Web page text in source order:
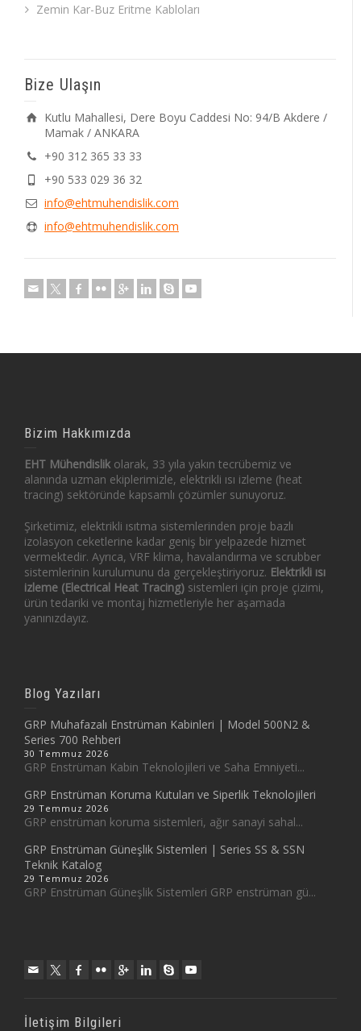
Zemin Kar-Buz Eritme Kabloları
Bize Ulaşın
Kutlu Mahallesi, Dere Boyu Caddesi No: 94/B Akdere /
Mamak / ANKARA
+90 312 365 33 33
+90 533 029 36 32
info@ehtmuhendislik.com
info@ehtmuhendislik.com
Bizim Hakkımızda
EHT Mühendislik olarak, 33 yıla yakın tecrübemiz ve
alanında uzman ekiplerimizle, elektrikli ısı izleme (heat
tracing) sektöründe kapsamlı çözümler sunuyoruz.
Şirketimiz, elektrikli ısıtma sistemlerinden proje bazlı
izolasyon ceketlerine kadar geniş bir yelpazede hizmet
vermektedir. Ayrıca, VRF klima, havalandırma ve scrubber
sistemlerinin kurulumunu da gerçekleştiriyoruz. Elektrikli ısı
izleme (Electrical Heat Tracing) sistemleri için proje çizimi,
ürün tedariki ve montaj hizmetleriyle her aşamada
yanınızdayız.
Blog Yazıları
GRP Muhafazalı Enstrüman Kabinleri | Model 500N2 &
Series 700 Rehberi
30 Temmuz 2026
GRP Enstrüman Kabin Teknolojileri ve Saha Emniyeti...
GRP Enstrüman Koruma Kutuları ve Siperlik Teknolojileri
29 Temmuz 2026
GRP enstrüman koruma sistemleri, ağır sanayi sahal...
GRP Enstrüman Güneşlik Sistemleri | Series SS & SSN
Teknik Katalog
29 Temmuz 2026
GRP Enstrüman Güneşlik Sistemleri GRP enstrüman gü...
İletişim Bilgileri